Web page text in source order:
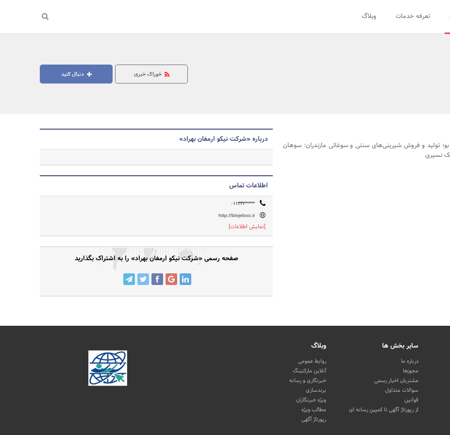
تعرفه خدمات وبلاگ
جستجو
دنبال کنید خوراک خبری
بو؛ تولید و فروش شیرینی‌های سنتی و سوغاتی مازندران: سوهان
نسیری
درباره «شرکت نیکو ارمغان بهراد»
اطلاعات تماس
۰۱۱۳۳۲*****
http://binjeboo.ir
[نمایش اطلاعات]
صفحه رسمی «شرکت نیکو ارمغان بهراد» را به اشتراک بگذارید
سایر بخش ها
درباره ما
مجوزها
مشتریان اخبار رسمی
سوالات متداول
قوانین
از رپورتاژ آگهی تا کمپین رسانه ای
وبلاگ
روابط عمومی
آنلاین مارکتینگ
خبرنگاری و رسانه
برندسازی
ویژه خبرنگاران
مطالب ویژه
رپورتاژ آگهی